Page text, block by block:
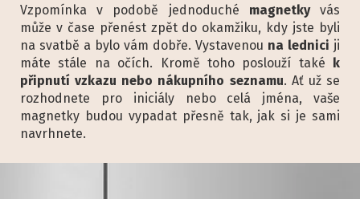
Vzpomínka v podobě jednoduché magnetkyvás
může v čase přenést zpět do okamžiku, kdy jste byli
na svatbě a bylo vám dobře. Vystavenou na lednici ji
máte stále na očích. Kromě toho poslouží také k
připnutí vzkazu nebo nákupního seznamu. Ať už se
rozhodnete pro iniciály nebo celá jména, vaše
magnetky budou vypadat přesně tak, jak si je sami
navrhnete.